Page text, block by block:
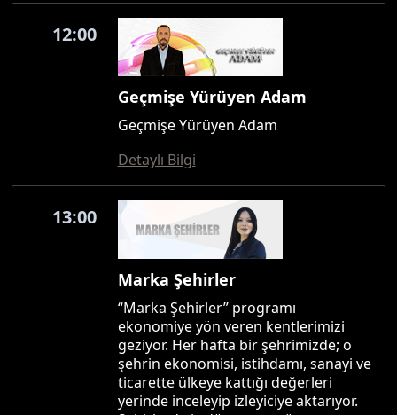
12:00
Geçmişe Yürüyen Adam
Geçmişe Yürüyen Adam
Detaylı Bilgi
13:00
Marka Şehirler
“Marka Şehirler” programı
ekonomiye yön veren kentlerimizi
geziyor. Her hafta bir şehrimizde; o
şehrin ekonomisi, istihdamı, sanayi ve
ticarette ülkeye kattığı değerleri
yerinde inceleyip izleyiciye aktarıyor.